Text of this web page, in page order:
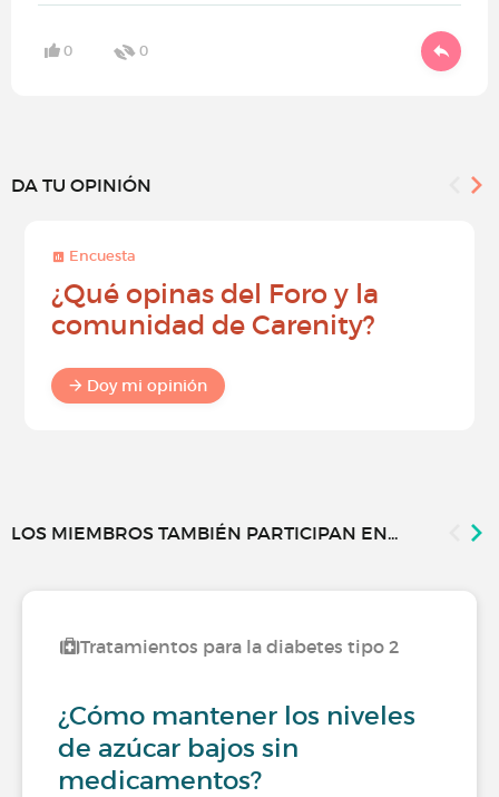
0 0
DA TU OPINIÓN
Encuesta
¿Qué opinas del Foro y la
comunidad de Carenity?
Doy mi opinión
LOS MIEMBROS TAMBIÉN PARTICIPAN EN...
Tratamientos para la diabetes tipo 2
¿Cómo mantener los niveles
de azúcar bajos sin
medicamentos?